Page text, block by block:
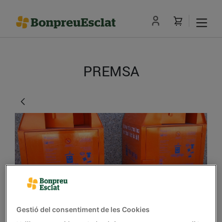
PREMSA
El Grup Bon Preu
Gestió del consentiment de les Cookies